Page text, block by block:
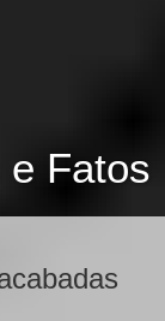
e Fatos